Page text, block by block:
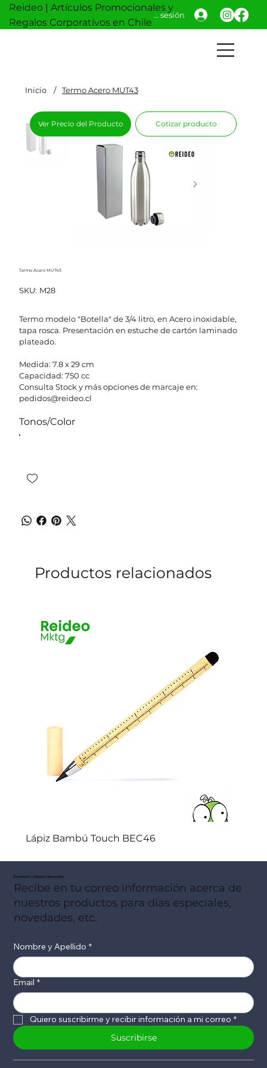
Reideo | Artículos Promocionales y
Regalos Corporativos en Chile
Iniciar sesión
Inicio / Termo Acero MUT43
Termo Acero MUT43
SKU: SKU
M28
M28
Termo modelo "Botella" de 3/4 litro, en Acero inoxidable,
tapa rosca. Presentación en estuche de cartón laminado
plateado.
Medida: 7.8 x 29 cm
Capacidad: 750 cc
Consulta Stock y más opciones de marcaje en:
pedidos@reideo.cl
Tonos/Color
Ver Precio del Producto Cotizar producto
Productos relacionados
Lápiz Bambú Touch BEC46
Suscribete a Nuestro Newsletter
Recibe en tu correo información acerca de
nuestros productos para días especiales,
novedades, etc.
Nombre y Apellido *
Email *
Quiero suscribirme y recibir información a mi correo *
Suscribirse